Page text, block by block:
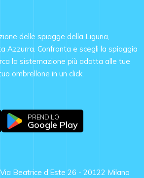
delle spiagge della Liguria,
Azzurra. Confronta e scegli la spiaggia
la sistemazione più adatta alle tue
ombrellone in un click.
PRENDILO
Google Play
Beatrice d'Este 26 - 20122 Milano